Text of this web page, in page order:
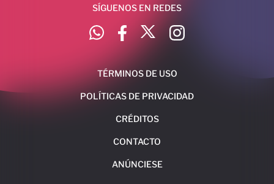
SÍGUENOS EN REDES
TÉRMINOS DE USO
POLÍTICAS DE PRIVACIDAD
CRÉDITOS
CONTACTO
ANÚNCIESE